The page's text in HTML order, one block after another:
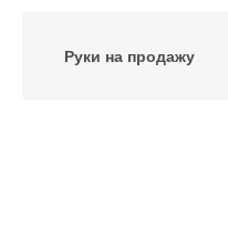
Руки на продажу